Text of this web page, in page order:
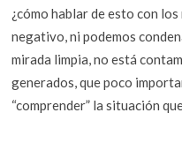
¿cómo hablar de esto con
negativo, ni podemos
mirada limpia, no está
generados, que poco
“comprender” la situación